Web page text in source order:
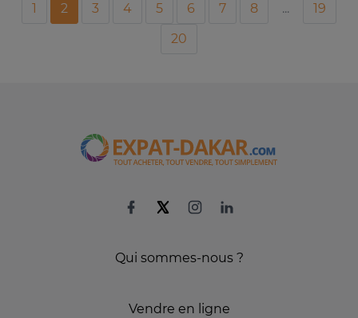
1 2 3 4 5 6 7 8 ...
19
20
Qui sommes-nous ?
Vendre en ligne